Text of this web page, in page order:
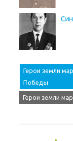
Герои земли
Победы
Герои земли